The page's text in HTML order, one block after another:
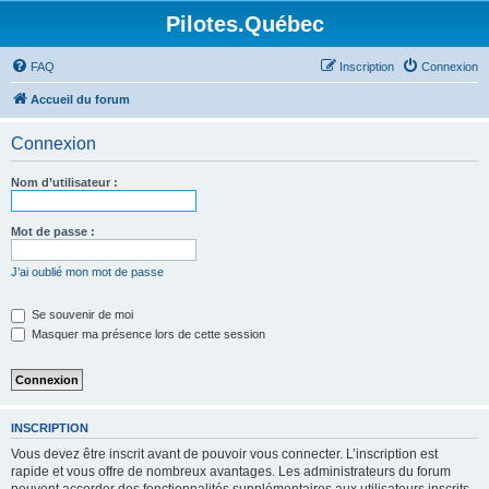
Pilotes.Québec
FAQ Connexion
Inscription
Accueil du forum
Connexion
Nom d’utilisateur :
Mot de passe :
J’ai oublié mon mot de passe
Se souvenir de moi
Masquer ma présence lors de cette session
INSCRIPTION
Vous devez être inscrit avant de pouvoir vous connecter. L’inscription est
rapide et vous offre de nombreux avantages. Les administrateurs du forum